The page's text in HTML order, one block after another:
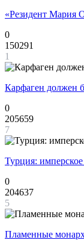
«Резидент Мария
0
150291
1
Карфаген должен
0
205659
7
Турция:
0
204637
5
Пламенные